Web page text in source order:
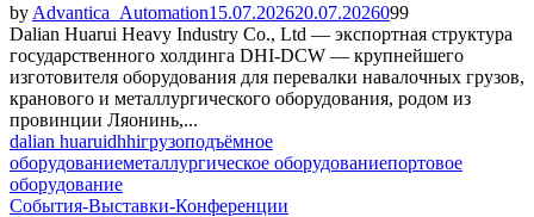
by Advantica_Automation15.07.202620.07.2026099
Dalian Huarui Heavy Industry Co., Ltd — экспортная структура
государственного холдинга DHI-DCW — крупнейшего
изготовителя оборудования для перевалки навалочных грузов,
кранового и металлургического оборудования, родом из
провинции Ляонинь,...
dalian huaruidhhiгрузоподъёмное
оборудованиеметаллургическое оборудованиепортовое
оборудование
События-Выставки-Конференции